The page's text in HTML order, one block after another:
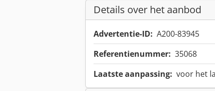
Details over het aanbod
Advertentie-ID: A200-83945
Referentienummer: 35068
Laatste aanpassing: voor het